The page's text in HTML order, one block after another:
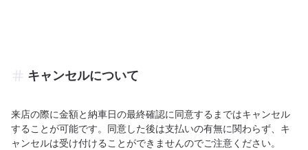
キャンセルについて
来店の際に金額と納車日の最終確認に同意するまではキャンセル
することが可能です。同意した後は支払いの有無に関わらず、キ
ャンセルは受け付けることができませんのでご注意ください。